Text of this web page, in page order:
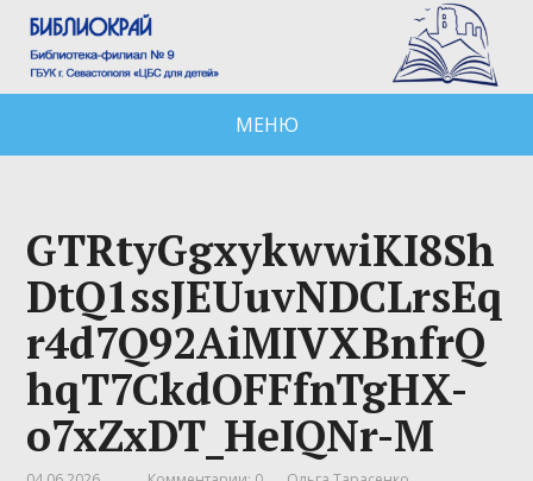
МЕНЮ
GTRtyGgxykwwiKI8Sh
DtQ1ssJEUuvNDCLrsEq
r4d7Q92AiMIVXBnfrQ
hqT7CkdOFFfnTgHX-
o7xZxDT_HeIQNr-M